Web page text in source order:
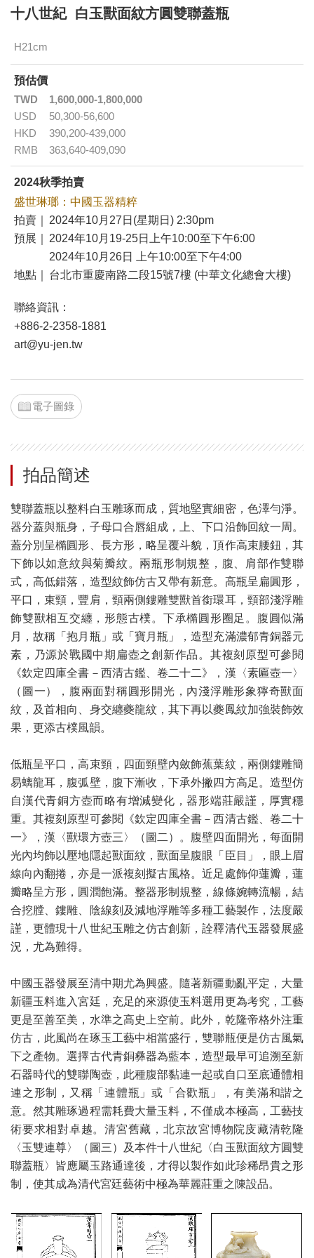
十八世紀 白玉獸面紋方圓雙聯蓋瓶
H21cm
預估價
TWD
1,600,000-1,800,000
USD
50,300-56,600
HKD
390,200-439,000
RMB
363,640-409,090
2024秋季拍賣
盛世琳瑯：中國玉器精粹
拍賣｜
2024年10月27日(星期日) 2:30pm
預展｜
2024年10月19-25日上午10:00至下午6:00
2024年10月26日 上午10:00至下午4:00
地點｜
台北市重慶南路二段15號7樓 (中華文化總會大樓)
聯絡資訊：
+886-2-2358-1881
art@yu-jen.tw
電子圖錄
拍品簡述
雙聯蓋瓶以整料白玉雕琢而成，質地堅實細密，色澤勻淨。
器分蓋與瓶身，子母口合唇組成，上、下口沿飾回紋一周。
蓋分別呈橢圓形、長方形，略呈覆斗貌，頂作高束腰鈕，其
下飾以如意紋與菊瓣紋。兩瓶形制規整，腹、肩部作雙聯
式，高低錯落，造型紋飾仿古又帶有新意。高瓶呈扁圓形，
平口，束頸，豐肩，頸兩側鏤雕雙獸首銜環耳，頸部淺浮雕
飾雙獸相互交纏，形態古樸。下承橢圓形圈足。腹圓似滿
月，故稱「抱月瓶」或「寶月瓶」，造型充滿濃郁青銅器元
素，乃源於戰國中期扁壺之創新作品。其複刻原型可參閱
《欽定四庫全書－西清古鑑、卷二十二》，漢〈素匾壺一〉
（圖一），腹兩面對稱圓形開光，內淺浮雕形象獰奇獸面
紋，及首相向、身交纏夔龍紋，其下再以夔鳳紋加強裝飾效
果，更添古樸風韻。
低瓶呈平口，高束頸，四面頸壁內斂飾蕉葉紋，兩側鏤雕簡
易螭龍耳，腹弧壁，腹下漸收，下承外撇四方高足。造型仿
自漢代青銅方壺而略有增減變化，器形端莊嚴謹，厚實穩
重。其複刻原型可參閱《欽定四庫全書－西清古鑑、卷二十
一》，漢〈獸環方壺三〉（圖二）。腹壁四面開光，每面開
光內均飾以壓地隱起獸面紋，獸面呈腹眼「臣目」，眼上眉
線向內翻捲，亦是一派複刻擬古風格。近足處飾仰蓮瓣，蓮
瓣略呈方形，圓潤飽滿。整器形制規整，線條婉轉流暢，結
合挖膛、鏤雕、陰線刻及減地浮雕等多種工藝製作，法度嚴
謹，更體現十八世紀玉雕之仿古創新，詮釋清代玉器發展盛
況，尤為難得。
中國玉器發展至清中期尤為興盛。隨著新疆動亂平定，大量
新疆玉料進入宮廷，充足的來源使玉料選用更為考究，工藝
更是至善至美，水準之高史上空前。此外，乾隆帝格外注重
仿古，此風尚在琢玉工藝中相當盛行，雙聯瓶便是仿古風氣
下之產物。選擇古代青銅彝器為藍本，造型最早可追溯至新
石器時代的雙聯陶壺，此種腹部黏連一起或自口至底通體相
連之形制，又稱「連體瓶」或「合歡瓶」，有美滿和諧之
意。然其雕琢過程需耗費大量玉料，不僅成本極高，工藝技
術要求相對卓越。清宮舊藏，北京故宮博物院庋藏清乾隆
〈玉雙連尊〉（圖三）及本件十八世紀〈白玉獸面紋方圓雙
聯蓋瓶〉皆應屬玉路通達後，才得以製作如此珍稀昂貴之形
制，使其成為清代宮廷藝術中極為華麗莊重之陳設品。